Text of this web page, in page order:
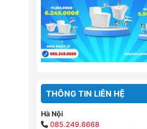
THÔNG TIN LIÊN HỆ
Hà Nội
085.249.6668